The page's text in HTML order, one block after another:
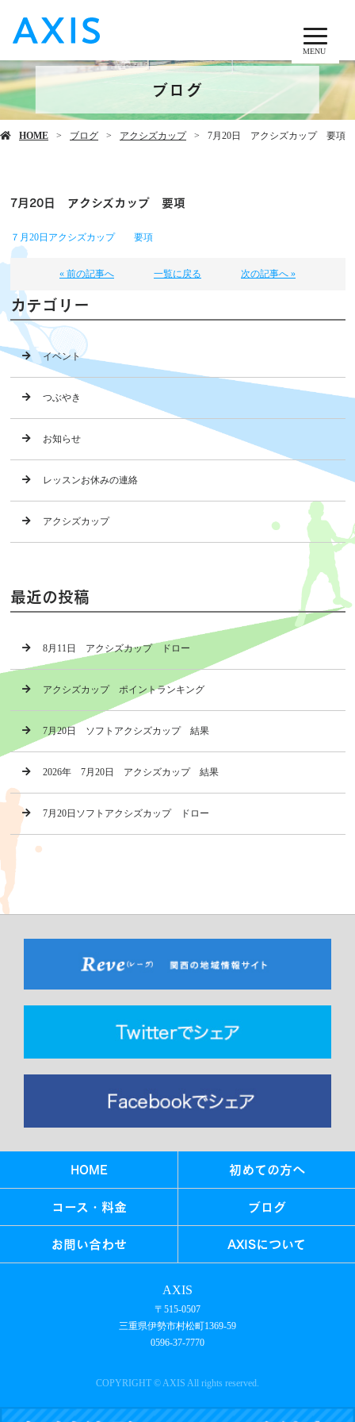
MENU
ブログ
HOME ブログ アクシズカップ 7月20日 アクシズカップ 要項
7月20日 アクシズカップ 要項
７月20日アクシズカップ 要項
« 前の記事へ 一覧に戻る 次の記事へ »
カテゴリー
イベント
つぶやき
お知らせ
レッスンお休みの連絡
アクシズカップ
最近の投稿
8月11日 アクシズカップ ドロー
アクシズカップ ポイントランキング
7月20日 ソフトアクシズカップ 結果
2026年 7月20日 アクシズカップ 結果
7月20日ソフトアクシズカップ ドロー
HOME 初めての方へ
コース・料金 ブログ
お問い合わせ AXISについて
AXIS
〒515-0507
三重県伊勢市村松町1369-59
0596-37-7770
COPYRIGHT © AXIS All rights reserved.